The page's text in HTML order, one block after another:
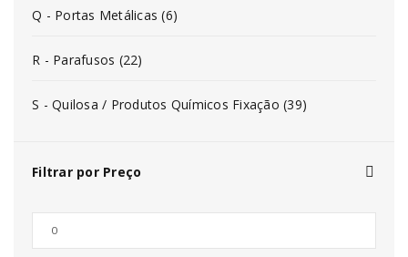
Q - Portas Metálicas (6)
R - Parafusos (22)
S - Quilosa / Produtos Químicos Fixação (39)
Filtrar por Preço